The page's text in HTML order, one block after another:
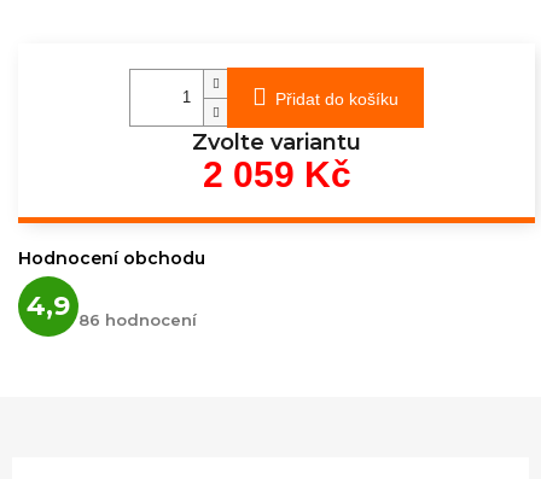
Přidat do košíku
Zvolte variantu
2 059 KčMěrná
Hodnocení obchodu
4,9 hodnocení
obchodu
86 hodnocení